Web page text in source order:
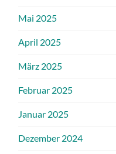
Mai 2025
April 2025
März 2025
Februar 2025
Januar 2025
Dezember 2024